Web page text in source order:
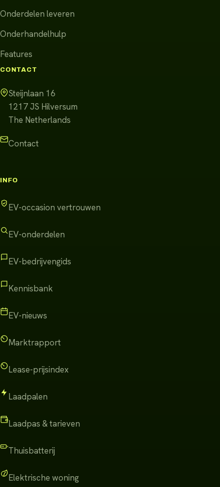
Onderdelen leveren
Onderhandelhulp
Features
CONTACT
Steijnlaan 16
1217 JS Hilversum
The Netherlands
Contact
INFO
EV-occasion vertrouwen
EV-onderdelen
EV-bedrijvengids
Kennisbank
EV-nieuws
Marktrapport
Lease-prijsindex
Laadpalen
Laadpas & tarieven
Thuisbatterij
Elektrische woning